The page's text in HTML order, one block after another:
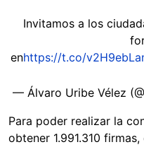
Invitamos a los
enhttps://t.co/
— Álvaro Uribe Vélez
Para poder realizar la
obtener 1.991.310